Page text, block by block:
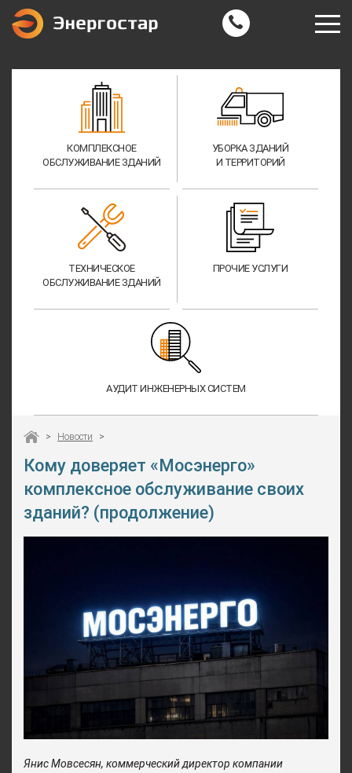
КОМПЛЕКСНОЕ
ОБСЛУЖИВАНИЕ ЗДАНИЙ
УБОРКА ЗДАНИЙ
И ТЕРРИТОРИЙ
ТЕХНИЧЕСКОЕ
ОБСЛУЖИВАНИЕ ЗДАНИЙ
ПРОЧИЕ УСЛУГИ
АУДИТ ИНЖЕНЕРНЫХ СИСТЕМ
> Новости >
Кому доверяет «Мосэнерго»
комплексное обслуживание своих
зданий? (продолжение)
Янис Мовсесян, коммерческий директор компании